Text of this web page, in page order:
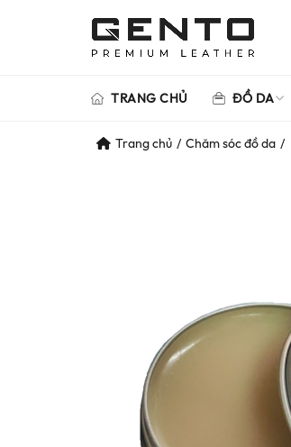
TRANG CHỦ ĐỒ DA
Trang chủ Chăm sóc đồ da